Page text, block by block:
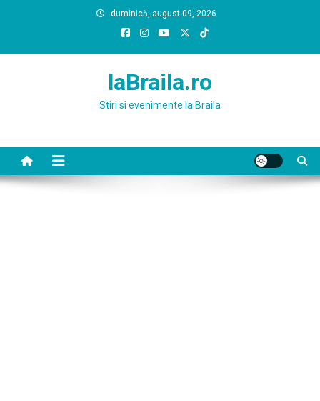
duminică, august 09, 2026
laBraila.ro
Stiri si evenimente la Braila